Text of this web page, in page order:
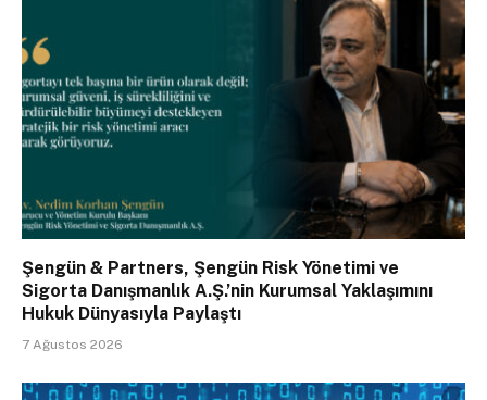
Şengün & Partners, Şengün Risk Yönetimi ve
Sigorta Danışmanlık A.Ş.’nin Kurumsal Yaklaşımını
Hukuk Dünyasıyla Paylaştı
7 Ağustos 2026